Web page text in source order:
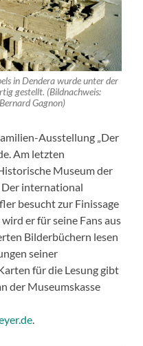
in Dendera wurde unter der
gestellt. (Bildnachweis:
Gagnon)
Ausstellung „Der
Am letzten
Museum der
Der international
besucht zur Finissage
er für seine Fans aus
Bilderbüchern lesen
seiner
für die Lesung gibt
der Museumskasse
.